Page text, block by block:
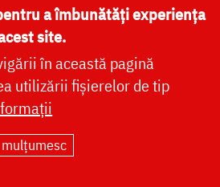
PARASCHEVA
a îmbunătăți experiența
site.
în această pagină
utilizării fișierelor de tip
mulțumesc